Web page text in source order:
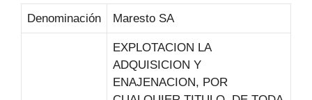
Denominación Maresto SA
EXPLOTACION LA
ADQUISICION Y
ENAJENACION, POR